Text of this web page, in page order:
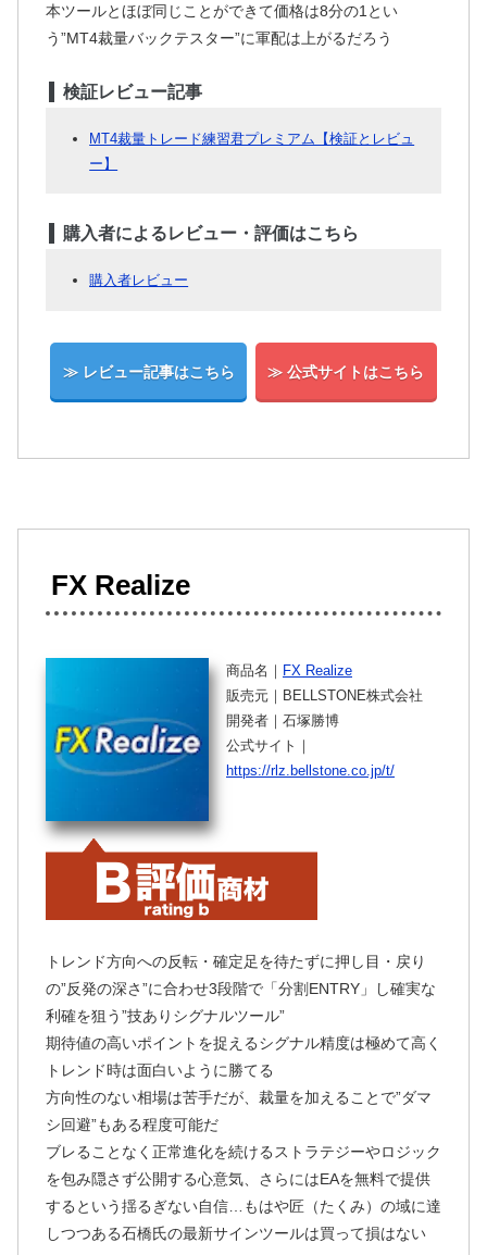
本ツールとほぼ同じことができて価格は8分の1とい
う”MT4裁量バックテスター”に軍配は上がるだろう
検証レビュー記事
MT4裁量トレード練習君プレミアム【検証とレビュ
ー】
購入者によるレビュー・評価はこちら
購入者レビュー
≫ レビュー記事はこちら ≫ 公式サイトはこちら
FX Realize
商品名｜ FX Realize
販売元｜BELLSTONE株式会社
開発者｜石塚勝博
公式サイト｜
https://rlz.bellstone.co.jp/t/
トレンド方向への反転・確定足を待たずに押し目・戻り
の”反発の深さ”に合わせ3段階で「分割ENTRY」し確実な
利確を狙う”技ありシグナルツール”
期待値の高いポイントを捉えるシグナル精度は極めて高く
トレンド時は面白いように勝てる
方向性のない相場は苦手だが、裁量を加えることで”ダマ
シ回避”もある程度可能だ
ブレることなく正常進化を続けるストラテジーやロジック
を包み隠さず公開する心意気、さらにはEAを無料で提供
するという揺るぎない自信…もはや匠（たくみ）の域に達
しつつある石橋氏の最新サインツールは買って損はない